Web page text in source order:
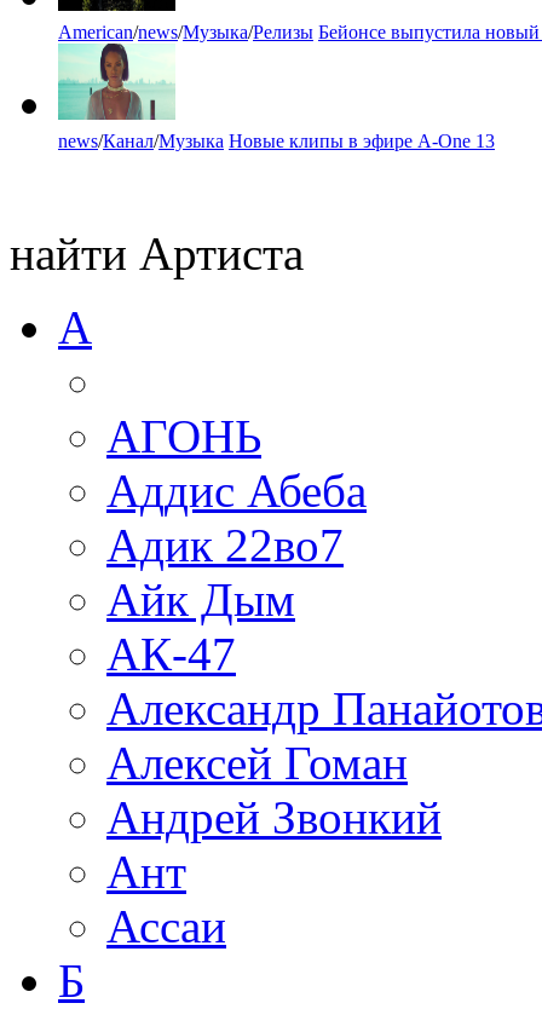
American/news/Музыка/Релизы Бейонсе выпустила
news/Канал/Музыка Новые клипы в эфире A-One 13
найти Артиста
А
АГОНЬ
Аддис Абеба
Адик 22во7
Айк Дым
АК-47
Александр
Алексей Гоман
Андрей Звонкий
Ант
Ассаи
Б